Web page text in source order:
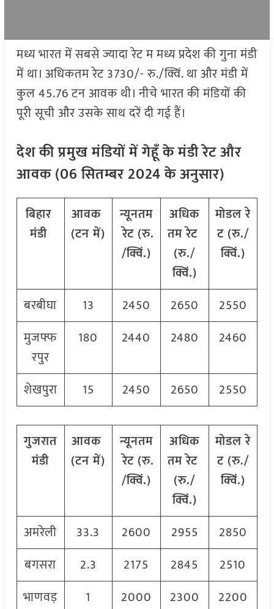
मध्य भारत में सबसे ज्यादा रेट म मध्य प्रदेश की गुना मंडी
में था। अधिकतम रेट 3730/- रु./क्विं. था और मंडी में
कुल 45.76 टन आवक थी। नीचे भारत की मंडियों की
पूरी सूची और उसके साथ दरें दी गई हैं।
देशकीप्रमुखमंडियोंमेंगेहूँकेमंडीरेटऔर
आवक(06सितम्बर2024केअनुसार)
बिहार
मंडी
आवक
(टन में)
न्यूनतम
रेट(रु.
/क्विं.)
अधिक
तमरेट
(रु./
क्विं.)
मोडलरे
ट (रु./
क्विं.)
बरबीघा 13 2450 2650
2550
मुजफ्फ
रपुर
180 2440 2480 2460
शेखपुरा 15 2450 2650 2550
गुजरात
मंडी
आवक
(टन में)
न्यूनतम
रेट(रु.
/क्विं.)
अधिक
तमरेट
(रु./
क्विं.)
मोडलरे
ट (रु./
क्विं.)
अमरेली 33.3 2600 2955
2850
बगसरा
2.3 2175 2845
2510
भाणवड़
1 2000 2300
2200